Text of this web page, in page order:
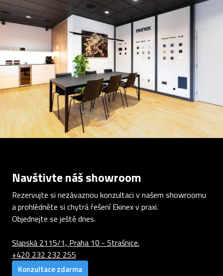
Navštivte náš showroom
Rezervujte si nezávaznou konzultaci v našem showroomu
a prohlédněte si chytrá řešení Ekinex v praxi.
Objednejte se ještě dnes.
Slapská 2115/1, Praha 10 - Strašnice.
+420 232 232 255
Konzultace zdarma